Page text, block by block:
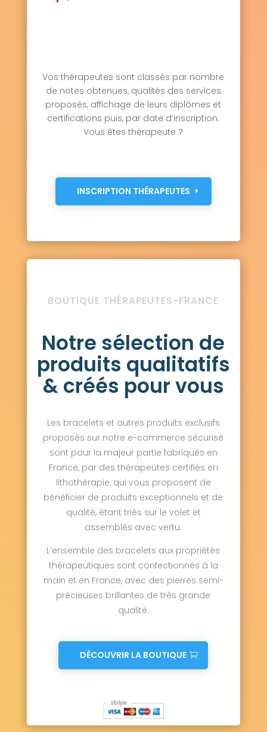
Vos thérapeutes sont classés par nombre
de notes obtenues, qualités des services
proposés, affichage de leurs diplômes et
certifications puis, par date d’inscription.
Vous êtes thérapeute ?
INSCRIPTION THÉRAPEUTES
BOUTIQUE THÉRAPEUTES-FRANCE
Notre sélection de
produits qualitatifs
& créés pour vous
Les bracelets et autres produits exclusifs
proposés sur notre e-commerce sécurisé
sont pour la majeur partie fabriqués en
France, par des thérapeutes certifiés en
lithothérapie, qui vous proposent de
bénéficier de produits exceptionnels et de
qualité, étant triés sur le volet et
assemblés avec vertu.
L’ensemble des bracelets aux propriétés
thérapeutiques sont confectionnés à la
main et en France, avec des pierres semi-
précieuses brillantes de très grande
qualité.
DÉCOUVRIR LA BOUTIQUE